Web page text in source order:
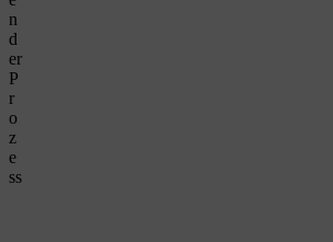
n
d
er
P
r
o
z
e
ss